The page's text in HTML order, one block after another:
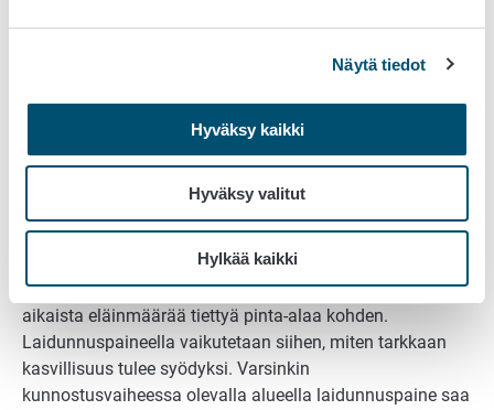
Näytä tiedot
Hyväksy kaikki
Hyväksy valitut
Hylkää kaikki
hiehoja tai lampaita ja emolehmiä vasikoineen. Hevoset,
naudat ja lampaat pärjäävät myös hyvin kaikki samalla
alueella. Yhteislaitumilla laidunalue kuluu tasaisemmin ja
hylkylaikkujen määrä vähenee.
Suunnittele laidunnuspaine ja -
kierto
Laidunnuspaineella tarkoitetaan laidunnuskauden
aikaista eläinmäärää tiettyä pinta-alaa kohden.
Laidunnuspaineella vaikutetaan siihen, miten tarkkaan
kasvillisuus tulee syödyksi. Varsinkin
kunnostusvaiheessa olevalla alueella laidunnuspaine saa